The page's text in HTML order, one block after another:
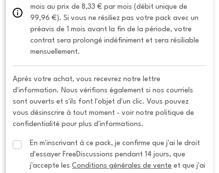
mois au prix de 8,33 € par mois (débit unique de
99,96 €). Si vous ne résiliez pas votre pack avec un
préavis de 1 mois avant la fin de la période, votre
contrat sera prolongé indéfiniment et sera résiliable
mensuellement.
Après votre achat, vous recevrez notre lettre
d'information. Nous vérifions également si nos courriels
sont ouverts et s'ils font l'objet d'un clic. Vous pouvez
vous désinscrire à tout moment - voir notre politique de
confidentialité pour plus d'informations.
En m'inscrivant à ce pack, je confirme que j'ai le droit
d'essayer FreeDiscussions pendant 14 jours, que
j'accepte les Conditions générales de vente et que j'ai